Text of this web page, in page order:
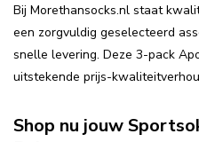
Bij Morethansocks.nl staat
een zorgvuldig geselecteerd
snelle levering. Deze 3-pack
uitstekende prijs-
Shop nu jouw